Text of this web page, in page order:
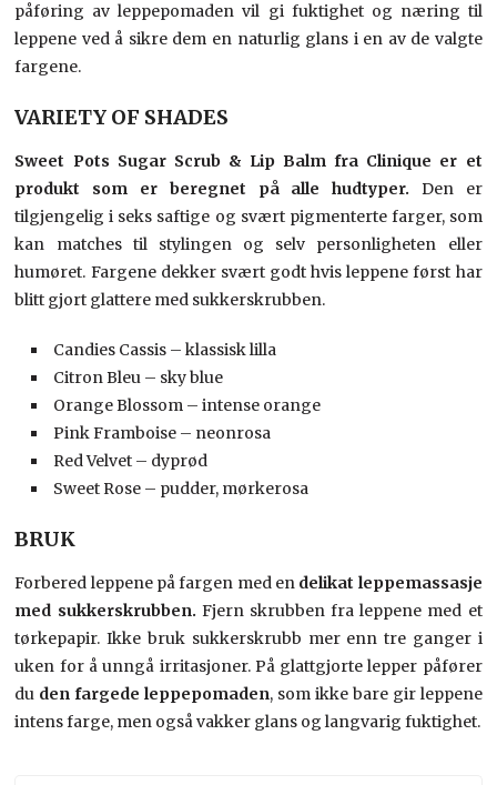
påføring av leppepomaden vil gi fuktighet og næring til
leppene ved å sikre dem en naturlig glans i en av de valgte
fargene.
VARIETY OF SHADES
Sweet Pots Sugar Scrub & Lip Balm fra Clinique er et
produkt som er beregnet på alle hudtyper. Den er
tilgjengelig i seks saftige og svært pigmenterte farger, som
kan matches til stylingen og selv personligheten eller
humøret. Fargene dekker svært godt hvis leppene først har
blitt gjort glattere med sukkerskrubben.
Candies Cassis – klassisk lilla
Citron Bleu – sky blue
Orange Blossom – intense orange
Pink Framboise – neonrosa
Red Velvet – dyprød
Sweet Rose – pudder, mørkerosa
BRUK
Forbered leppene på fargen med en delikat leppemassasje
med sukkerskrubben. Fjern skrubben fra leppene med et
tørkepapir. Ikke bruk sukkerskrubb mer enn tre ganger i
uken for å unngå irritasjoner. På glattgjorte lepper påfører
du den fargede leppepomaden, som ikke bare gir leppene
intens farge, men også vakker glans og langvarig fuktighet.